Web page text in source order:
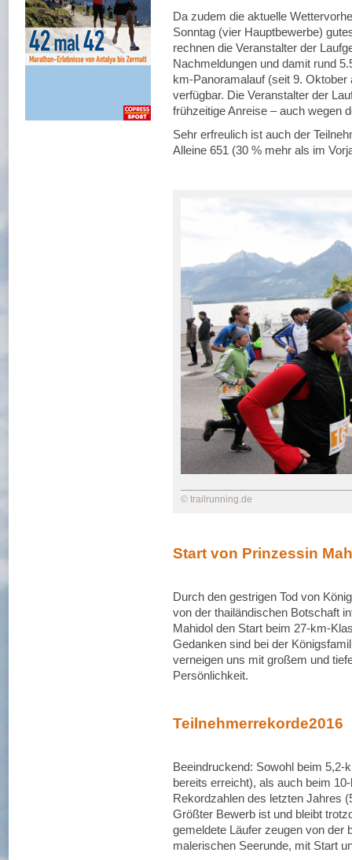
Da zudem die aktuelle
Sonntag (vier Hauptbewerbe)
rechnen die Veranstalter der
Nachmeldungen und damit rund
km‐Panoramalauf (seit 9.
verfügbar. Die Veranstalter der
frühzeitige Anreise – auch wegen
Sehr erfreulich ist auch der
Alleine 651 (30 % mehr als im
© trailrunning.de
Start von Prinzessin
Durch den gestrigen Tod von
von der thailändischen Botschaft
Mahidol den Start beim
Gedanken sind bei der
verneigen uns mit großem und
Persönlichkeit.
Teilnehmerrekorde2016
Beeindruckend: Sowohl beim
bereits erreicht), als auch beim
Rekordzahlen des letzten Jahres
Größter Bewerb ist und bleibt
gemeldete Läufer zeugen von der
malerischen Seerunde, mit Start